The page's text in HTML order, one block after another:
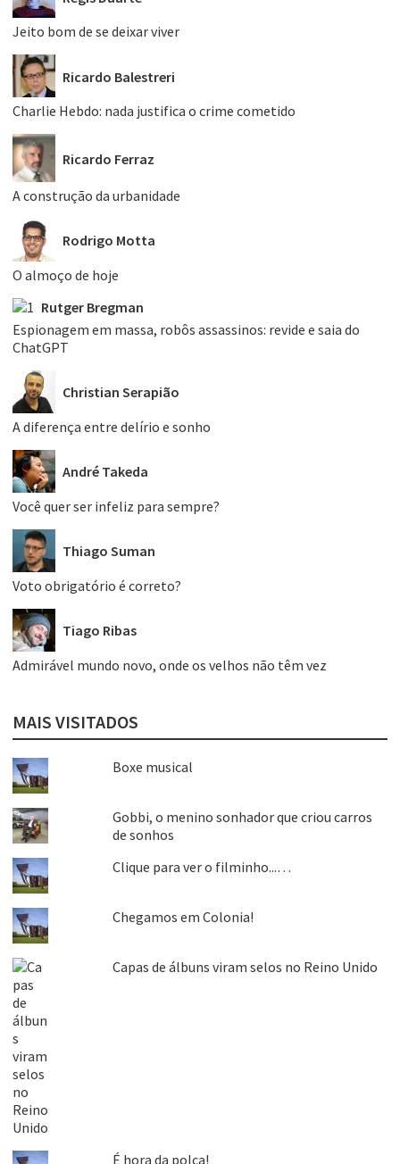
Jeito bom de se deixar viver
Ricardo Balestreri
Charlie Hebdo: nada justifica o crime cometido
Ricardo Ferraz
A construção da urbanidade
Rodrigo Motta
O almoço de hoje
Rutger Bregman
Espionagem em massa, robôs assassinos: revide e saia do
ChatGPT
Christian Serapião
A diferença entre delírio e sonho
André Takeda
Você quer ser infeliz para sempre?
Thiago Suman
Voto obrigatório é correto?
Tiago Ribas
Admirável mundo novo, onde os velhos não têm vez
MAIS VISITADOS
Boxe musical
Gobbi, o menino sonhador que criou carros
de sonhos
Clique para ver o filminho...…
Chegamos em Colonia!
Capas de álbuns viram selos no Reino Unido
É hora da polca!